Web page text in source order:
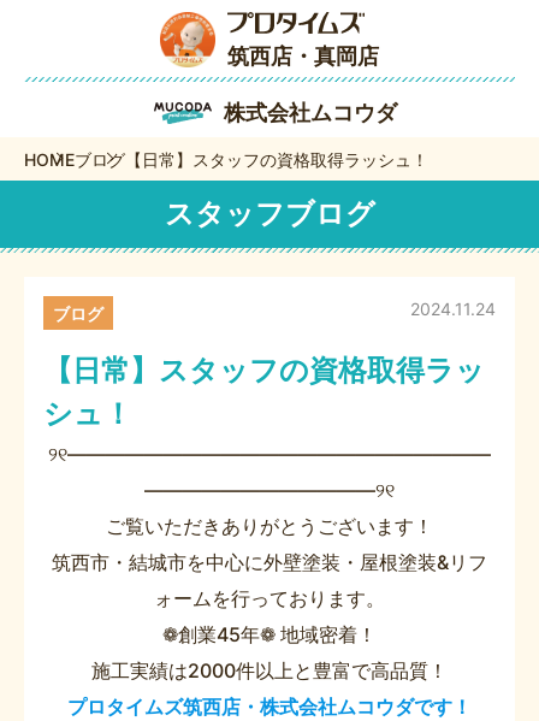
筑西店・真岡店
株式会社ムコウダ
HOMEブログ 【日常】スタッフの資格取得ラッシュ！
スタッフブログ
【日常】スタッフの資格取得ラッ
シュ！
2024.11.24
ブログ
୨୧――――――――――――――――――――――
――――――――――――୨୧
ご覧いただきありがとうございます！
筑西市・結城市を中心に外壁塗装・屋根塗装&リフ
ォームを行っております。
❁創業45年❁ 地域密着！
施工実績は2000件以上と豊富で高品質！
プロタイムズ筑西店・株式会社ムコウダです！